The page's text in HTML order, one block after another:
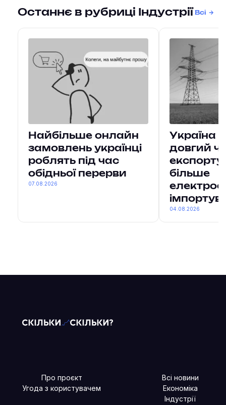
Останнє в рубриці Індустрії Всі
Найбільше онлайн
замовлень українці
роблять під час
обідньої перерви
07.08.2026
Україна
довгий
більше
04.08.2026
Про проєкт
Угода з користувачем
Всі новини
Економіка
Індустрії